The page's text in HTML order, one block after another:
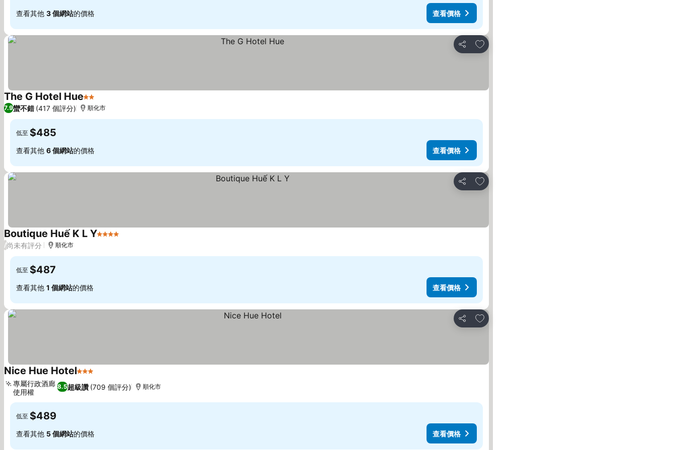
查看其他 3 個網站的價格 查看價格
分享
加入我的最愛
The G Hotel Hue2 星級
7.9蠻不錯 (417 個評分) 順化市
低至 $485
查看其他 6 個網站的價格 查看價格
分享
加入我的最愛
Boutique Huế K L Y4 星級
/尚未有評分 順化市
低至 $487
查看其他 1 個網站的價格 查看價格
分享
加入我的最愛
Nice Hue Hotel3 星級
8.5超級讚 (709 個評分)
專屬行政酒廊
使用權
順化市
低至 $489
查看其他 5 個網站的價格 查看價格